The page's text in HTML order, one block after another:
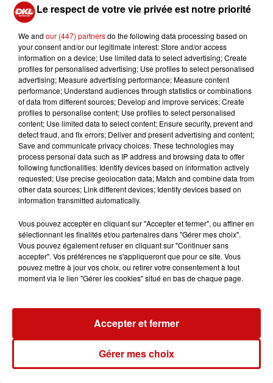
90g de sucre
30g d'amandes en poudre
45g de farine
Préparation:
Préchauffer le four à 180°C.
Pour réaliser la pâte à cookie, fouetter l’œuf avec
les sucres et le beurre fondu.
Dans un autre grand bol, mélanger la farine et la
levure avec le chocolat noir haché.
Ajouter petit à petit ce mélange à celui à l’oeuf tout
en mélangeant pour former une pâte à cookies.
Placer au frais.
Pour le brownie, faire fondre le chocolat au bain-
Dans un bol, fouetter l’œuf avec le sucre puis
incorporer le chocolat fondu, les amandes et la
farine.
Beurrer et fariner un moule carré à rebord puis
verser la pâte à brownie. Emietter par dessus la
Enfourner 40 minutes puis détailler en carrés.
LES AUTRES ACTUALITÉS
31 juillet 2026
Le respect de votre vie privée est notre priorité
We and our (447) partnersdo the following data processing based on
your consent and/or our legitimate interest: Store and/or access
information on a device; Use limited data to select advertising; Create
profiles for personalised advertising; Use profiles to select personalised
advertising; Measure advertising performance; Measure content
performance; Understand audiences through statistics or combinations
of data from different sources; Develop and improve services; Create
profiles to personalise content; Use profiles to select personalised
content; Use limited data to select content; Ensure security, prevent and
detect fraud, and fix errors; Deliver and present advertising and content;
Save and communicate privacy choices. These technologies may
process personal data such as IP address and browsing data to offer
following functionalities: Identify devices based on information actively
requested; Use precise geolocation data; Match and combine data from
other data sources; Link different devices; Identify devices based on
information transmitted automatically.
Vous pouvez accepter en cliquant sur "Accepter et fermer", ou affiner en
sélectionnant les finalités et/ou partenaires dans "Gérer mes choix".
Vous pouvez également refuser en cliquant sur "Continuer sans
accepter". Vos préférences ne s'appliqueront que pour ce site. Vous
pouvez mettre à jour vos choix, ou retirer votre consentement à tout
moment via le lien "Gérer les cookies" situé en bas de chaque page.
Gérer mes choix
Accepter et fermer